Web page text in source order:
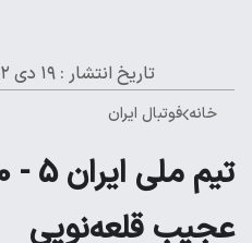
تاریخ انتشار :۱۹ دی ۱۴۰۲ - ۲۰:۵۳
خانه فوتبال ایران
عجیب قلعه‌نویی